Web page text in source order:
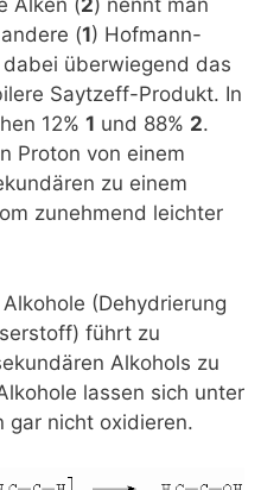
Alken (2) nennt man
(1) Hofmann-
überwiegend das
Saytzeff-Produkt. In
12% 1 und 88% 2.
Proton von einem
zu einem
zunehmend leichter
(Dehydrierung
führt zu
Alkohols zu
lassen sich unter
gar nicht oxidieren.